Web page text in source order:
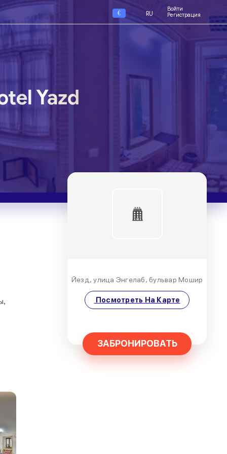
€ RU
Войти
Регистрация
Yazd
Йезд, улица Энгелаб, бульвар Мошир
Посмотреть На Карте
ЗАБРОНИРОВАТЬ